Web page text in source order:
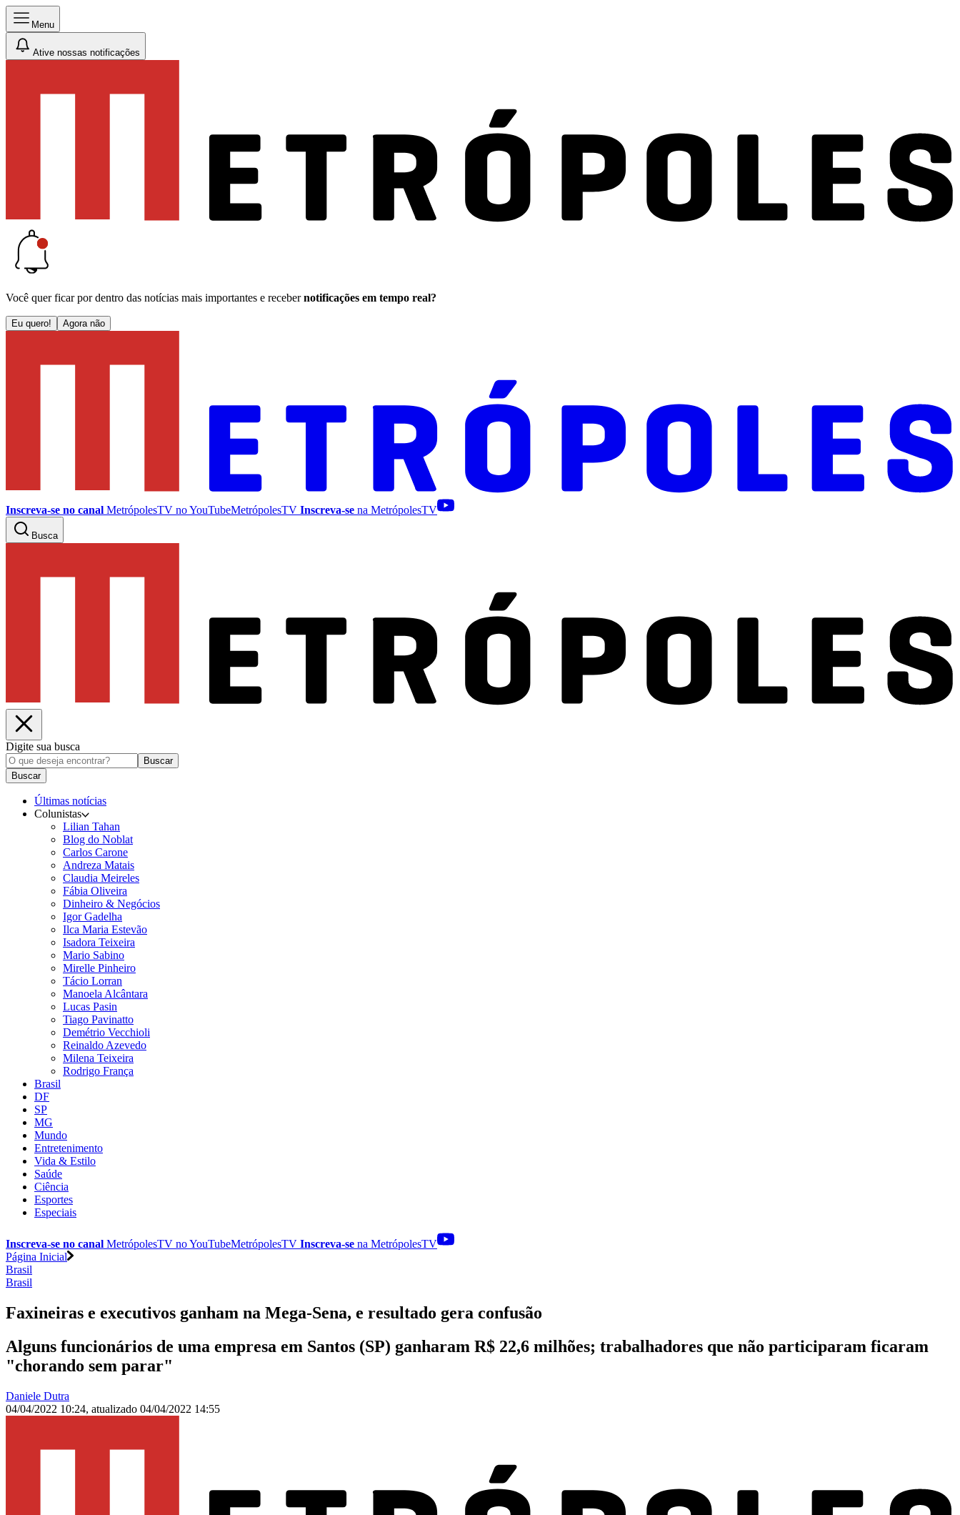
Menu
Ative nossas notificações
Você quer ficar por dentro das notícias mais importantes e receber notificações em tempo real?
Eu quero! Agora não
Inscreva-se no canal MetrópolesTV noYouTubeMetrópolesTV Inscreva-se na MetrópolesTV
Busca
Digite sua busca
Buscar
Buscar
Últimas notícias
Colunistas
Lilian Tahan
Blog do Noblat
Carlos Carone
Andreza Matais
Claudia Meireles
Fábia Oliveira
Dinheiro & Negócios
Igor Gadelha
Ilca Maria Estevão
Isadora Teixeira
Mario Sabino
Mirelle Pinheiro
Tácio Lorran
Manoela Alcântara
Lucas Pasin
Tiago Pavinatto
Demétrio Vecchioli
Reinaldo Azevedo
Milena Teixeira
Rodrigo França
Brasil
DF
SP
MG
Mundo
Entretenimento
Vida & Estilo
Saúde
Ciência
Esportes
Especiais
Inscreva-se no canal MetrópolesTV noYouTubeMetrópolesTV Inscreva-se na MetrópolesTV
Página Inicial
Brasil
Brasil
Faxineiras e executivos ganham na Mega-Sena, e resultado gera confusão
Alguns funcionários de uma empresa em Santos (SP) ganharam R$ 22,6 milhões; trabalhadores que não participaram ficaram
"chorando sem parar"
Daniele Dutra
04/04/2022 10:24, atualizado 04/04/2022 14:55